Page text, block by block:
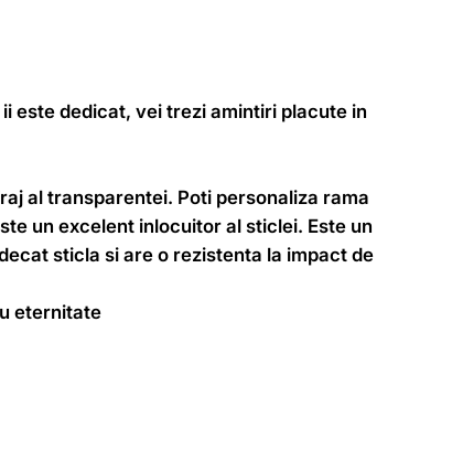
este dedicat, vei trezi amintiri placute in
al transparentei. Poti personaliza rama
un excelent inlocuitor al sticlei. Este un
sticla si are o rezistenta la impact de
eternitate